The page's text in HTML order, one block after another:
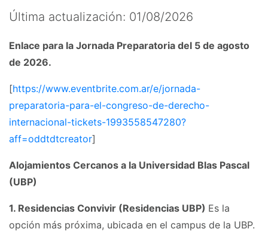
Última actualización: 01/08/2026
Enlace para la Jornada Preparatoria del 5 de agosto
de 2026.
[https://www.eventbrite.com.ar/e/jornada-
preparatoria-para-el-congreso-de-derecho-
internacional-tickets-1993558547280?
aff=oddtdtcreator]
Alojamientos Cercanos a la Universidad Blas Pascal
(UBP)
1. Residencias Convivir (Residencias UBP) Es la
opción más próxima, ubicada en el campus de la UBP.